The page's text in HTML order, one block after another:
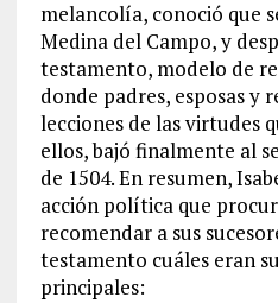
melancolía, conoció que
Medina del Campo, y
testamento, modelo de
donde padres, esposas y
lecciones de las virtudes
ellos, bajó finalmente al
de 1504. En resumen,
acción política que
recomendar a sus
testamento cuáles eran
principales: